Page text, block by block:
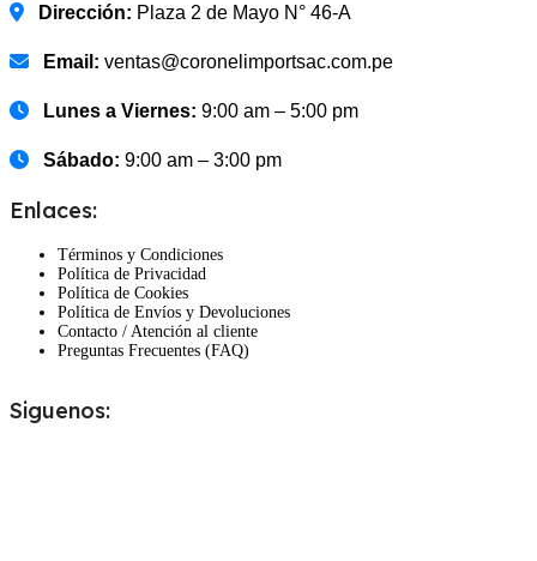
Dirección: Plaza 2 de Mayo N° 46-A
Email: ventas@coronelimportsac.com.pe
Lunes a Viernes: 9:00 am – 5:00 pm
Sábado: 9:00 am – 3:00 pm
Enlaces:
Términos y Condiciones
Política de Privacidad
Política de Cookies
Política de Envíos y Devoluciones
Contacto / Atención al cliente
Preguntas Frecuentes (FAQ)
Siguenos: